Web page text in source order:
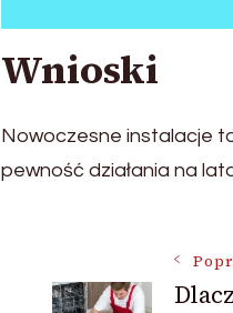
Wnioski
Nowoczesne instalacje
pewność działania na